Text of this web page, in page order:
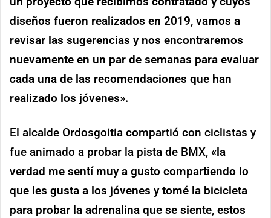
diseños fueron realizados en 2019, vamos a
revisar las sugerencias y nos encontraremos
nuevamente en un par de semanas para evaluar
cada una de las recomendaciones que han
realizado los jóvenes».
El alcalde Ordosgoitia compartió con ciclistas y
fue animado a probar la pista de BMX, «la
verdad me sentí muy a gusto compartiendo lo
que les gusta a los jóvenes y tomé la bicicleta
para probar la adrenalina que se siente, estos